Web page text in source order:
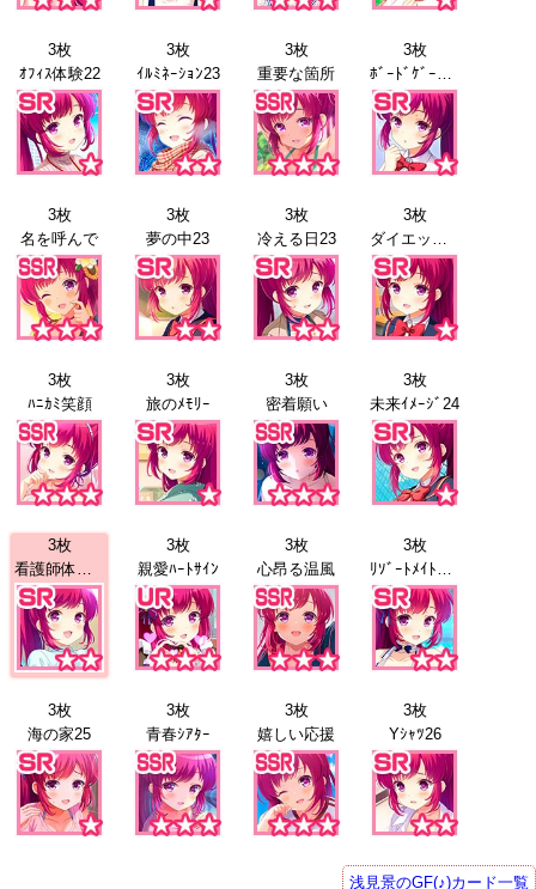
3枚
ｵﾌｨｽ体験22
3枚
ｲﾙﾐﾈｰｼｮﾝ23
3枚
重要な箇所
3枚
ﾎﾞｰﾄﾞｹﾞｰﾑ23
3枚
名を呼んで
3枚
夢の中23
3枚
冷える日23
3枚
ダイエット24
3枚
ﾊﾆｶﾐ笑顔
3枚
旅のﾒﾓﾘｰ
3枚
密着願い
3枚
未来ｲﾒｰｼﾞ24
3枚
看護師体験24
3枚
親愛ﾊｰﾄｻｲﾝ
3枚
心昂る温風
3枚
ﾘｿﾞｰﾄﾒｲﾄﾞ25
3枚
海の家25
3枚
青春ｼｱﾀｰ
3枚
嬉しい応援
3枚
Yｼｬﾂ26
浅見景のGF(♪)カード一覧